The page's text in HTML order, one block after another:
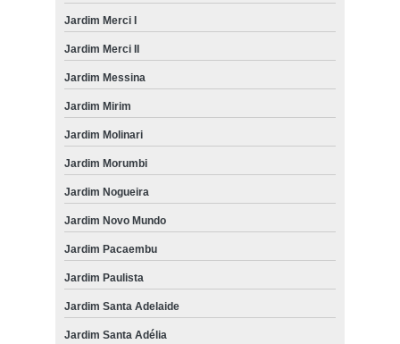
Jardim Merci I
Jardim Merci II
Jardim Messina
Jardim Mirim
Jardim Molinari
Jardim Morumbi
Jardim Nogueira
Jardim Novo Mundo
Jardim Pacaembu
Jardim Paulista
Jardim Santa Adelaide
Jardim Santa Adélia